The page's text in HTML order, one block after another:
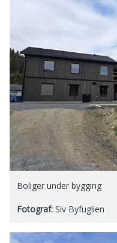
Boliger under bygging
Siv Byfuglien